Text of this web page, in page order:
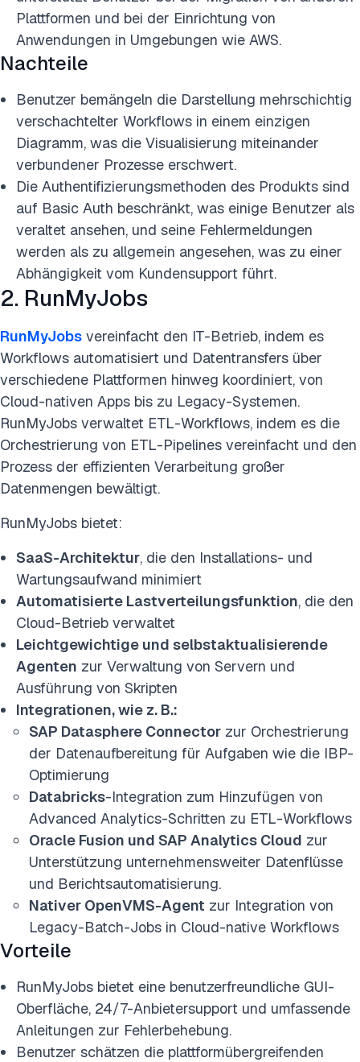
Plattformen und bei der Einrichtung von
Anwendungen in Umgebungen wie AWS.
Nachteile
Benutzer bemängeln die Darstellung mehrschichtig
verschachtelter Workflows in einem einzigen
Diagramm, was die Visualisierung miteinander
verbundener Prozesse erschwert.
Die Authentifizierungsmethoden des Produkts sind
auf Basic Auth beschränkt, was einige Benutzer als
veraltet ansehen, und seine Fehlermeldungen
werden als zu allgemein angesehen, was zu einer
Abhängigkeit vom Kundensupport führt.
2. RunMyJobs
RunMyJobs vereinfacht den IT-Betrieb, indem es
Workflows automatisiert und Datentransfers über
verschiedene Plattformen hinweg koordiniert, von
Cloud-nativen Apps bis zu Legacy-Systemen.
RunMyJobs verwaltet ETL-Workflows, indem es die
Orchestrierung von ETL-Pipelines vereinfacht und den
Prozess der effizienten Verarbeitung großer
Datenmengen bewältigt.
RunMyJobs bietet:
SaaS-Architektur, die den Installations- und
Wartungsaufwand minimiert
Automatisierte Lastverteilungsfunktion, die den
Cloud-Betrieb verwaltet
Leichtgewichtige und selbstaktualisierende
Agenten zur Verwaltung von Servern und
Ausführung von Skripten
Integrationen, wie z. B.:
SAP Datasphere Connector zur Orchestrierung
der Datenaufbereitung für Aufgaben wie die IBP-
Optimierung
Databricks-Integration zum Hinzufügen von
Advanced Analytics-Schritten zu ETL-Workflows
Oracle Fusion und SAP Analytics Cloud zur
Unterstützung unternehmensweiter Datenflüsse
und Berichtsautomatisierung.
Nativer OpenVMS-Agent zur Integration von
Legacy-Batch-Jobs in Cloud-native Workflows
Vorteile
RunMyJobs bietet eine benutzerfreundliche GUI-
Oberfläche, 24/7-Anbietersupport und umfassende
Anleitungen zur Fehlerbehebung.
Benutzer schätzen die plattformübergreifenden